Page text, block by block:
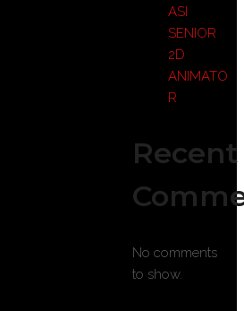
ASI
SENIOR
2D
ANIMATO
R
Recent
No comments
to show.